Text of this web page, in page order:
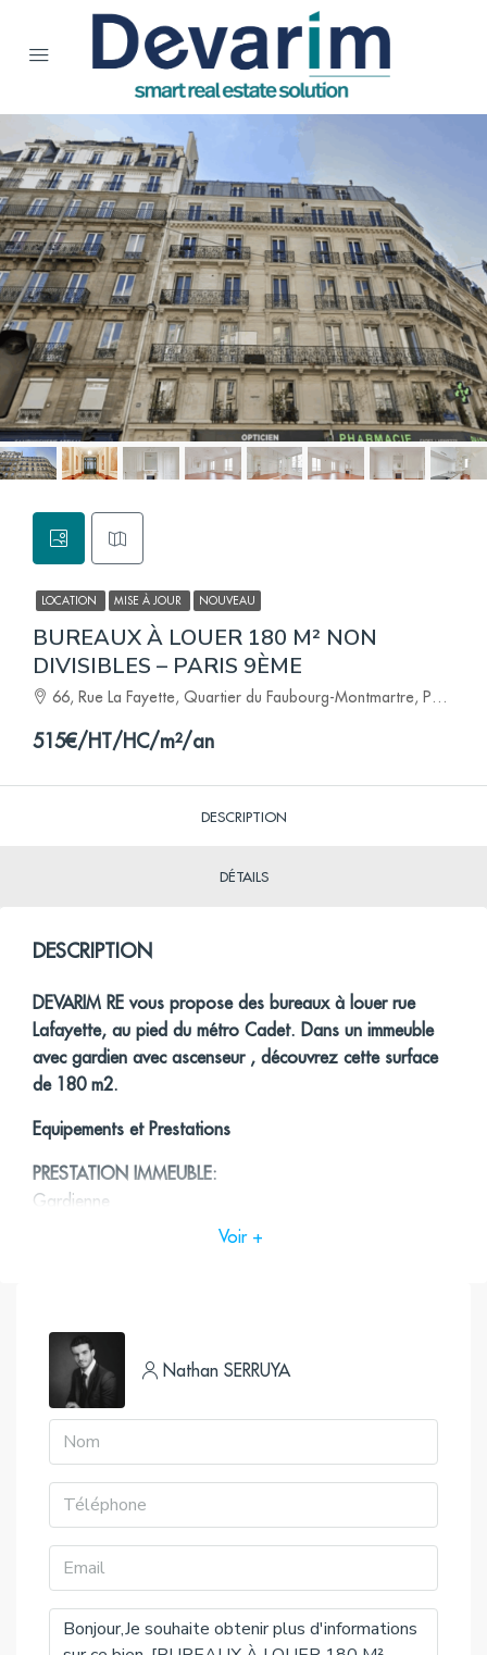
LOCATION MISE À JOUR NOUVEAU
BUREAUX À LOUER 180 M² NON
DIVISIBLES – PARIS 9ÈME
66, Rue La Fayette, Quartier du Faubourg-Montmartre, Paris 9e Arrondissement, Paris, France métropolitaine, 75009, France
515€/HT/HC/m²/an
DESCRIPTION
DÉTAILS
DESCRIPTION
DEVARIM RE vous propose des bureaux à louer rue
Lafayette, au pied du métro Cadet. Dans un immeuble
avec gardien avec ascenseur , découvrez cette surface
de 180 m2.
Equipements et Prestations
PRESTATION IMMEUBLE:
Gardienne
PRESTATION SURFACE:
Une entrée, de 7 bureaux fermés,
de 2 sanitaires
Balcon filant
Locaux livrés rénovés en 2023
Loyer très attractif !
Accès
PROVENCE – FAUBOURG MONTMARTRE (67, 74),
CADET (26, 32, 42, 43, 48, 85)
Grands Boulevards (8, 9), Cadet (7), Notre-Dame de
Lorette (12)
Voir +
Nathan SERRUYA